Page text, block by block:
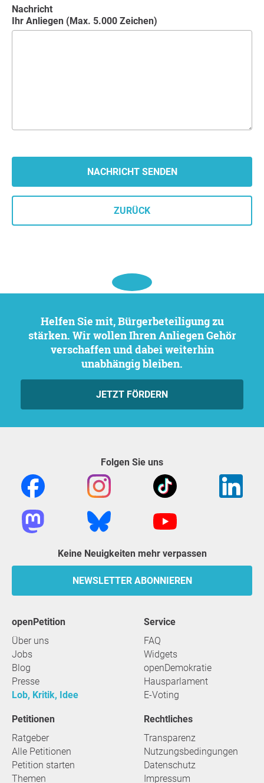
Nachricht
Ihr Anliegen (Max. 5.000 Zeichen)
ZURÜCK
Helfen Sie mit, Bürgerbeteiligung zu
stärken. Wir wollen Ihren Anliegen Gehör
verschaffen und dabei weiterhin
unabhängig bleiben.
JETZT FÖRDERN
Folgen Sie uns
Keine Neuigkeiten mehr verpassen
NEWSLETTER ABONNIEREN
openPetition
Über uns
Jobs
Blog
Presse
Lob, Kritik, Idee
Service
FAQ
Widgets
openDemokratie
Hausparlament
E-Voting
Petitionen
Ratgeber
Alle Petitionen
Petition starten
Themen
Rechtliches
Transparenz
Nutzungsbedingungen
Datenschutz
Impressum